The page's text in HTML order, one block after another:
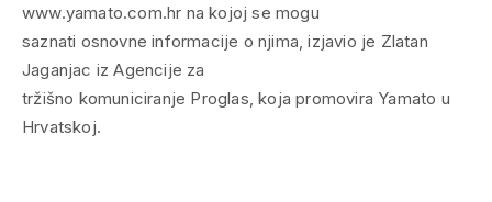
www.yamato.com.hr na kojoj se mogu
saznati osnovne informacije o njima, izjavio je Zlatan
Jaganjac iz Agencije za
tržišno komuniciranje Proglas, koja promovira Yamato u
Hrvatskoj.